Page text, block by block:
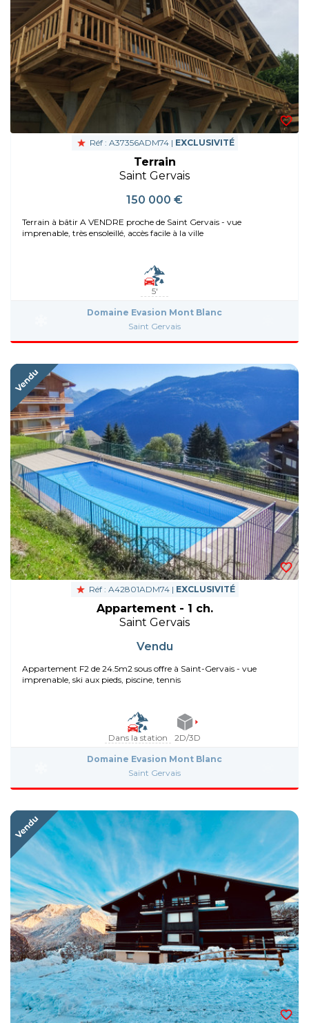
Réf : A37356ADM74 | EXCLUSIVITÉ
Terrain
Saint Gervais
150 000 €
Terrain à bâtir A VENDRE proche de Saint Gervais - vue
imprenable, très ensoleillé, accès facile à la ville
5'
Domaine Evasion Mont Blanc
Saint Gervais
Réf : A42801ADM74 | EXCLUSIVITÉ
Appartement - 1 ch.
Saint Gervais
Vendu
Appartement F2 de 24.5m2 sous offre à Saint-Gervais - vue
imprenable, ski aux pieds, piscine, tennis
Dans la station 2D/3D
Domaine Evasion Mont Blanc
Saint Gervais